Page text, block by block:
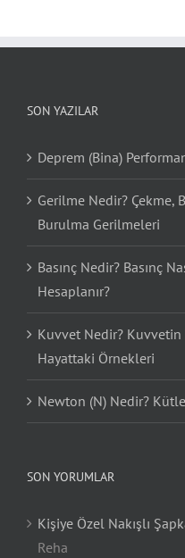
SON YAZILAR
Deprem (Bina)
Gerilme Nedir? Çekme,
Burulma Gerilmeleri
Basınç Nedir? Basınç
Hesaplanır?
Kuvvet Nedir? Kuvvetin
Hayattaki Örnekleri
Newton (N) Nedir?
SON YORUMLAR
Kişiye Özel Nakışlı
Reha